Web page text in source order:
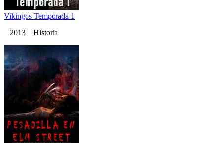
Vikingos Temporada 1
2013 Historia